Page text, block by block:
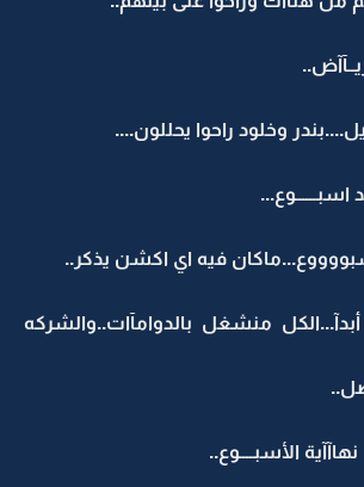
وخلود راحوا يحللون....
هالأسبووووع...ماكان فيه اي اكشن يذكر..
أبدآ...الكل منشغل بالدوامآات..والشركه
الأسبــــوع..